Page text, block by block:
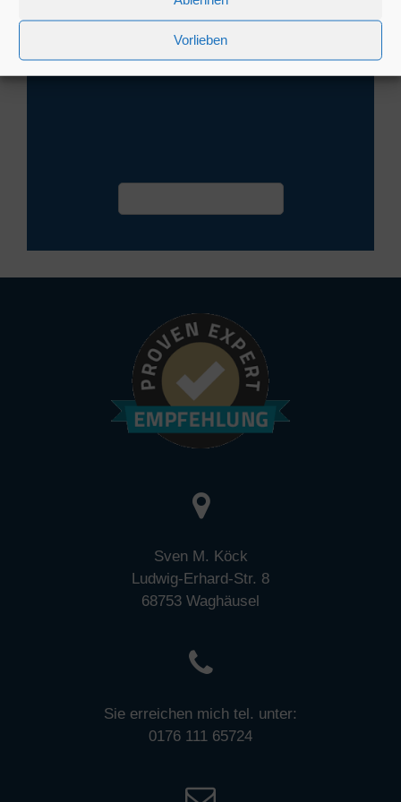
Vorlieben
mir uneingeschränkt als Berater empfohlen - ich fühle
mich bei ihm sehr gut aufgehoben.
Sven M. Köck
Ludwig-Erhard-Str. 8
68753 Waghäusel
Sie erreichen mich tel. unter:
0176 111 65724